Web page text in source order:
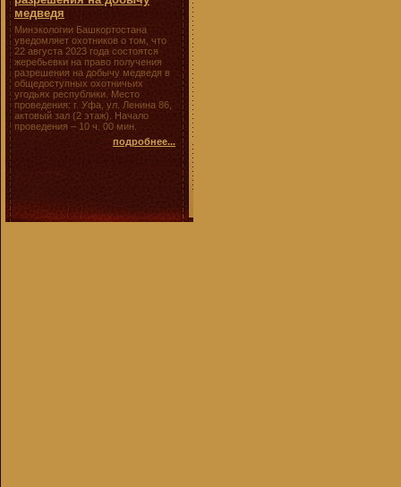
медведя
Минэкологии Башкортостана
уведомляет охотников о том, что
22 августа 2023 года состоятся
жеребьевки на право получения
разрешения на добычу медведя в
общедоступных охотничьих
угодьях республики. Место
проведения: г. Уфа, ул. Ленина 86,
актовый зал (2 этаж). Начало
проведения – 10 ч. 00 мин.
подробнее...